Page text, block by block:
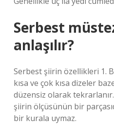
Serbest
anlaşılır?
Serbest şiirin özellikleri 1.
kısa ve çok kısa dizeler
düzensiz olarak
şiirin ölçüsünün bir
bir kurala uymaz.